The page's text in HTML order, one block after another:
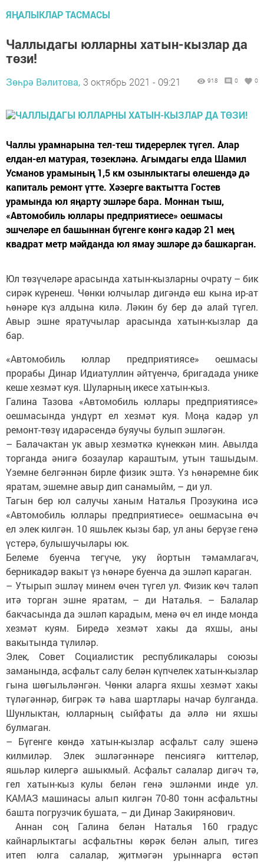
ЯҢАЛЫКЛАР ТАСМАСЫ
Чаллыдагы юлларны хатын-кызлар да
төзи!
Зөһрә Вәлитова, 3 октябрь 2021 - 09:21 918 0 0
Чаллы урамнарына тел-теш тидерерлек түгел. Алар
елдан-ел матурая, төзекләнә. Агымдагы елда Шамил
Усманов урамының 1,5 км озынлыктагы өлешендә дә
капиталь ремонт үтте. Хәзерге вактытта Гостев
урамында юл яңарту эшләре бара. Моннан тыш,
«Автомобиль юллары предприятиесе» оешмасы
эшчеләре ел башыннан бүгенге көнгә кадәр 21 мең
квадрат метр мәйданда юл ямау эшләре дә башкарган.
Юл төзүчеләре арасында хатын-кызларны очрату – бик
сирәк күренеш. Чөнки юлчылар дигәндә еш кына ир-ат
һөнәре күз алдына килә. Ләкин бу бер дә алай түгел.
Авыр эшне яратучылар арасында хатын-кызлар да
бар.
«Автомобиль юллар предприятиясе» оешмасы
прорабы Динар Идиатуллин әйтүенчә, бригадада унике
кеше хезмәт куя. Шуларның икесе хатын-кыз.
Галина Тазова «Автомобиль юллары предприятиясе»
оешмасында ундүрт ел хезмәт куя. Моңа кадәр ул
ремонт-төзү идарәсендә буяучы булып эшләгән.
– Балачактан ук авыр хезмәткә күнеккән мин. Авылда
торганда әнигә бозаулар караштым, утын ташыдым.
Үземне белгәннән бирле физик эштә. Үз һөнәремне бик
яратам, эшемне авыр дип санамыйм, – ди ул.
Тагын бер юл салучы ханым Наталья Прозукина исә
«Автомобиль юллары предприятиесе» оешмасына өч
ел элек килгән. 10 яшьлек кызы бар, ул аны берүзе генә
үстерә, булышучылары юк.
Белеме буенча тегүче, уку йортын тәмамлагач,
берникадәр вакыт үз һөнәре буенча да эшләп караган.
– Утырып эшләү минем өчен түгел ул. Физик көч таләп
итә торган эшне яратам, – ди Наталья. – Балалар
бакчасында да эшләп карадым, менә өч ел инде монда
хезмәт куям. Биредә хезмәт хакы да яхшы, аны
вакытында түлиләр.
Элек, Совет Социалистик республикалары союзы
заманында, асфальт салу белән күпчелек хатын-кызлар
гына шөгыльләнгән. Чөнки аларга яхшы хезмәт хакы
түләгәннәр, бигрәк тә һава шартлары начар булганда.
Шунлыктан, юлларның сыйфаты да әллә ни яхшы
булмаган.
– Бүгенге көндә хатын-кызлар асфальт салу эшенә
килмиләр. Элек эшләгәннәре пенсиягә киттеләр,
яшьләр килергә ашыкмый. Асфальт салалар дигәч тә,
гел хатын-кыз кулы белән генә эшләнми инде ул.
КАМАЗ машинасы алып килгән 70-80 тонн асфальтны
башта погрузчик бушата, – ди Динар Закирянович.
Аннан соң Галина белән Наталья 160 градус
кайнарлыктагы асфальтны көрәк белән алып, тигез
итеп юлга салалар, җитмәгән урыннарга өстәп